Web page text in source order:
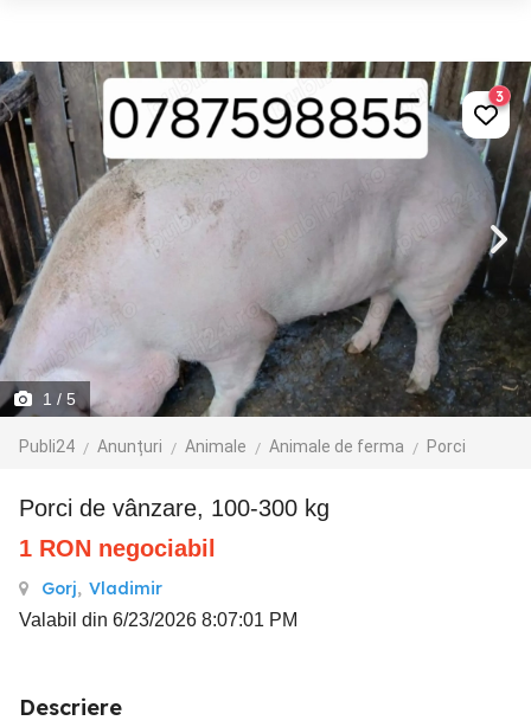
1 / 5
Publi24 Anunțuri Animale Animale de ferma Porci
3
Porci de vânzare, 100-300 kg
1 RON negociabil
Gorj, Vladimir
Valabil din 6/23/2026 8:07:01 PM
Descriere